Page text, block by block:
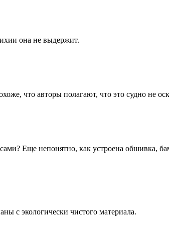
она не выдержит.
что авторы полагают, что это судно не
Еще непонятно, как устроена обшивка,
с экологически чистого материала.